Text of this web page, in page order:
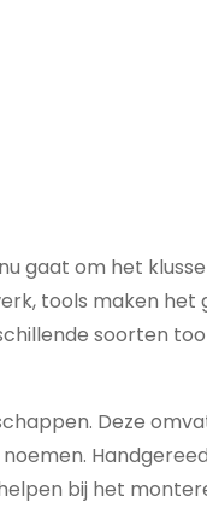
gaat om het
tools maken het
soorten
Deze
bij het